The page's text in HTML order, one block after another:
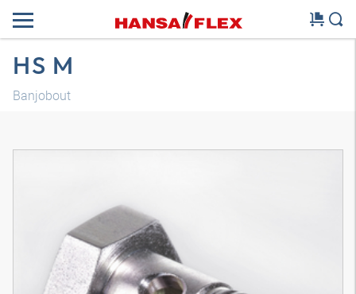
HS M
Banjobout